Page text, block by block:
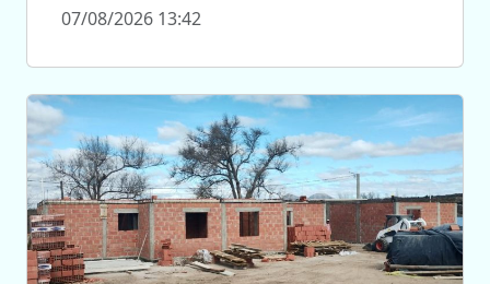
07/08/2026 13:42